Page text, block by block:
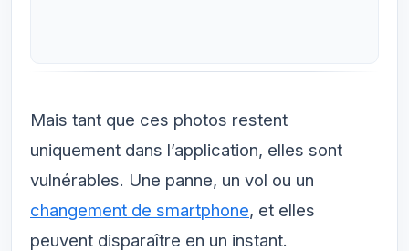
Mais tant que ces photos restent
uniquement dans l’application, elles sont
vulnérables. Une panne, un vol ou un
changement de smartphone, et elles
peuvent disparaître en un instant.